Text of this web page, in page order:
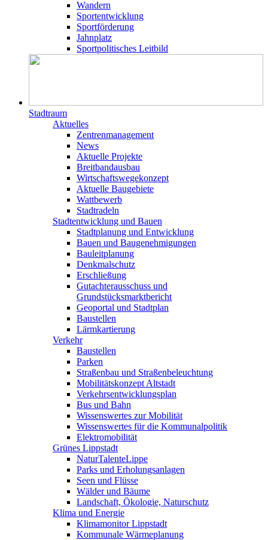
Wandern
Sportentwicklung
Sportförderung
Jahnplatz
Sportpolitisches Leitbild
Stadtraum
Aktuelles
Zentrenmanagement
News
Aktuelle Projekte
Breitbandausbau
Wirtschaftswegekonzept
Aktuelle Baugebiete
Wattbewerb
Stadtradeln
Stadtentwicklung und Bauen
Stadtplanung und Entwicklung
Bauen und Baugenehmigungen
Bauleitplanung
Denkmalschutz
Erschließung
Gutachterausschuss und
Grundstücksmarktbericht
Geoportal und Stadtplan
Baustellen
Lärmkartierung
Verkehr
Baustellen
Parken
Straßenbau und Straßenbeleuchtung
Mobilitätskonzept Altstadt
Verkehrsentwicklungsplan
Bus und Bahn
Wissenswertes zur Mobilität
Wissenswertes für die Kommunalpolitik
Elektromobilität
Grünes Lippstadt
NaturTalenteLippe
Parks und Erholungsanlagen
Seen und Flüsse
Wälder und Bäume
Landschaft, Ökologie, Naturschutz
Klima und Energie
Klimamonitor Lippstadt
Kommunale Wärmeplanung